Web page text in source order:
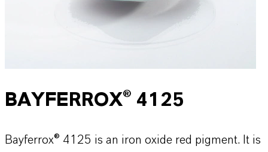
BAYFERROX® 4125
Bayferrox® 4125 is an iron oxide red pigment. It is